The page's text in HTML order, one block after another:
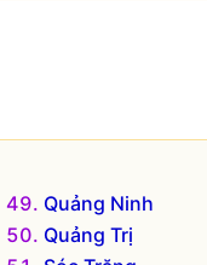
Quảng Ninh
Quảng Trị